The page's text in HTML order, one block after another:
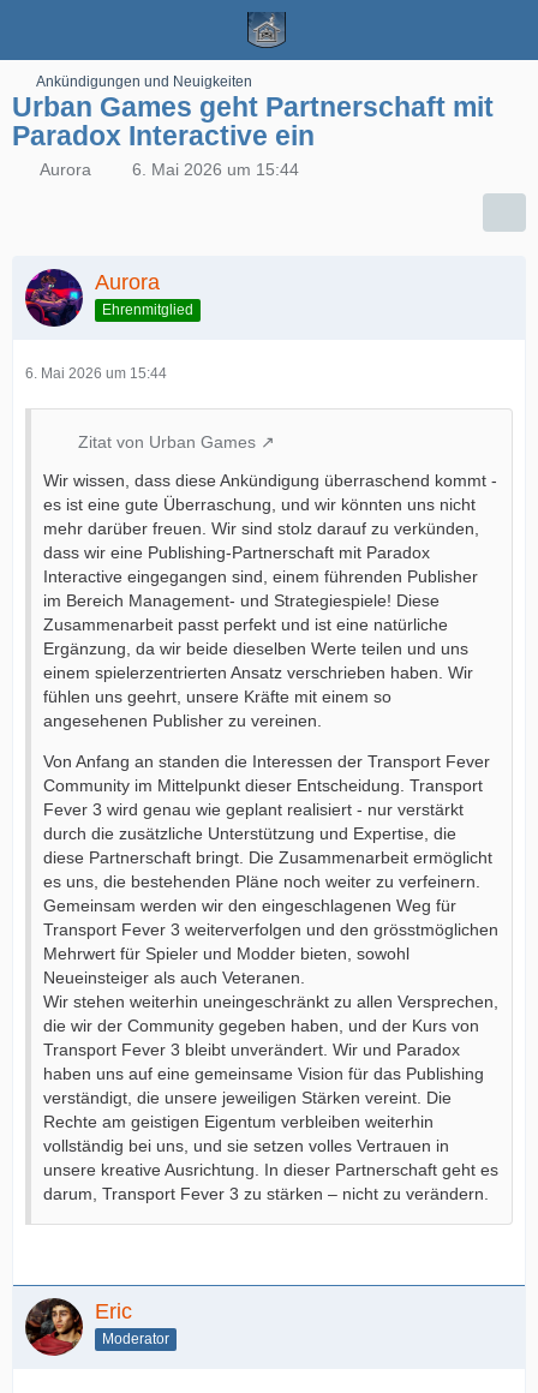
Ankündigungen und Neuigkeiten
Urban Games geht Partnerschaft mit
Paradox Interactive ein
Aurora 6. Mai 2026 um 15:44
Aurora
Ehrenmitglied
6. Mai 2026 um 15:44
Zitat von Urban Games
Wir wissen, dass diese Ankündigung überraschend kommt -
es ist eine gute Überraschung, und wir könnten uns nicht
mehr darüber freuen. Wir sind stolz darauf zu verkünden,
dass wir eine Publishing-Partnerschaft mit Paradox
Interactive eingegangen sind, einem führenden Publisher
im Bereich Management- und Strategiespiele! Diese
Zusammenarbeit passt perfekt und ist eine natürliche
Ergänzung, da wir beide dieselben Werte teilen und uns
einem spielerzentrierten Ansatz verschrieben haben. Wir
fühlen uns geehrt, unsere Kräfte mit einem so
angesehenen Publisher zu vereinen.
Von Anfang an standen die Interessen der Transport Fever
Community im Mittelpunkt dieser Entscheidung. Transport
Fever 3 wird genau wie geplant realisiert - nur verstärkt
durch die zusätzliche Unterstützung und Expertise, die
diese Partnerschaft bringt. Die Zusammenarbeit ermöglicht
es uns, die bestehenden Pläne noch weiter zu verfeinern.
Gemeinsam werden wir den eingeschlagenen Weg für
Transport Fever 3 weiterverfolgen und den grösstmöglichen
Mehrwert für Spieler und Modder bieten, sowohl
Neueinsteiger als auch Veteranen.
Wir stehen weiterhin uneingeschränkt zu allen Versprechen,
die wir der Community gegeben haben, und der Kurs von
Transport Fever 3 bleibt unverändert. Wir und Paradox
haben uns auf eine gemeinsame Vision für das Publishing
verständigt, die unsere jeweiligen Stärken vereint. Die
Rechte am geistigen Eigentum verbleiben weiterhin
vollständig bei uns, und sie setzen volles Vertrauen in
unsere kreative Ausrichtung. In dieser Partnerschaft geht es
darum, Transport Fever 3 zu stärken – nicht zu verändern.
Eric
Moderator